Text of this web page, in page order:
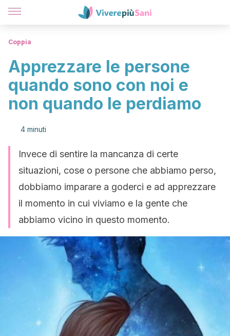
Coppia
Apprezzare le persone
quando sono con noi e
non quando le perdiamo
4 minuti
Invece di sentire la mancanza di certe
situazioni, cose o persone che abbiamo perso,
dobbiamo imparare a goderci e ad apprezzare
il momento in cui viviamo e la gente che
abbiamo vicino in questo momento.